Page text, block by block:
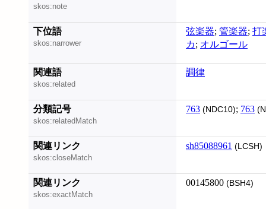
skos:note
下位語
skos:narrower
弦楽器; 管楽器; 打
カ; オルゴール
関連語
skos:related
調律
分類記号
skos:relatedMatch
763 (NDC10); 763
関連リンク
skos:closeMatch
sh85088961 (LCSH)
関連リンク
skos:exactMatch
00145800 (BSH4)